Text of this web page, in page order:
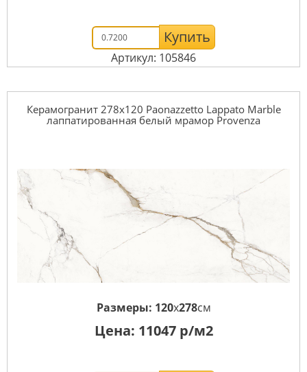
Купить
Артикул: 105846
Керамогранит 278x120 Paonazzetto Lappato Marble
лаппатированная белый мрамор Provenza
Размеры: 120x278см
Цена: 11047р/м2